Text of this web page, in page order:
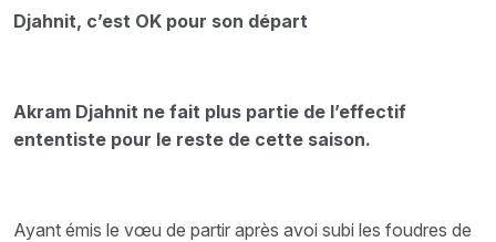
Djahnit, c’est OK pour son départ
Akram Djahnit ne fait plus partie de l’effectif
ententiste pour le reste de cette saison.
Ayant émis le vœu de partir après avoi subi les foudres de